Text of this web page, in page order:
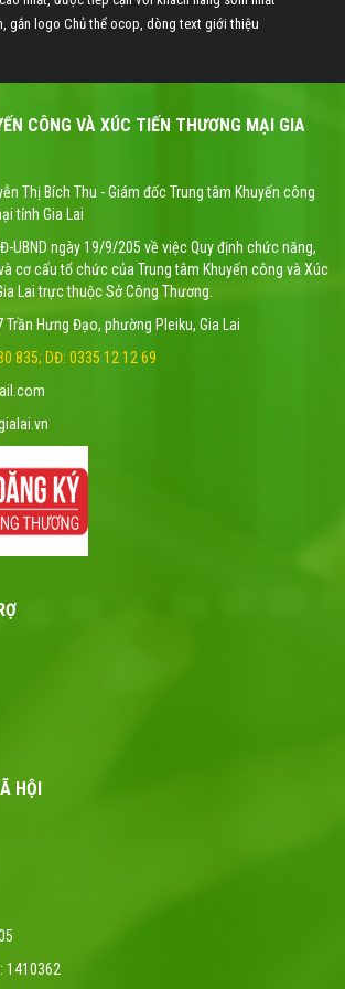
gắn logo Chủ thể ocop, dòng text giới thiệu
CÔNG VÀ XÚC TIẾN THƯƠNG MẠI GIA
Thị Bích Thu - Giám đốc Trung tâm Khuyến công
tỉnh Gia Lai
UBND ngày 19/9/205 về việc Quy định chức năng,
cơ cấu tổ chức của Trung tâm Khuyến công và Xúc
Lai trực thuộc Sở Công Thương.
Trần Hưng Đạo, phường Pleiku, Gia Lai
835; DĐ: 0335 12 12 69
HỘI
1410362